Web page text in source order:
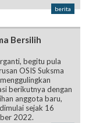
berita
Bersilih
begitu pula
OSIS Suksma
berikutnya dengan
anggota baru,
sejak 16
2022.